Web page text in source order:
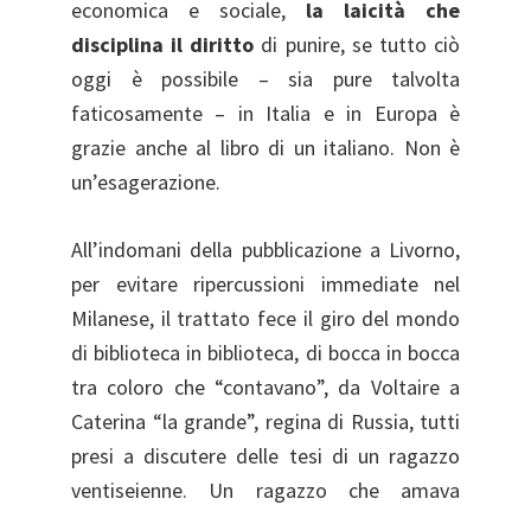
economica e sociale, la laicità che
disciplina il diritto di punire, se tutto ciò
oggi è possibile – sia pure talvolta
faticosamente – in Italia e in Europa è
grazie anche al libro di un italiano. Non è
un’esagerazione.
All’indomani della pubblicazione a Livorno,
per evitare ripercussioni immediate nel
Milanese, il trattato fece il giro del mondo
di biblioteca in biblioteca, di bocca in bocca
tra coloro che “contavano”, da Voltaire a
Caterina “la grande”, regina di Russia, tutti
presi a discutere delle tesi di un ragazzo
ventiseienne. Un ragazzo che amava